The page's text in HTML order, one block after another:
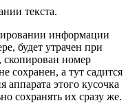
текста.
информации
будет утрачен при
номер
сохранен, а тут садится
аппарата этого кусочка
сохранять их сразу же.